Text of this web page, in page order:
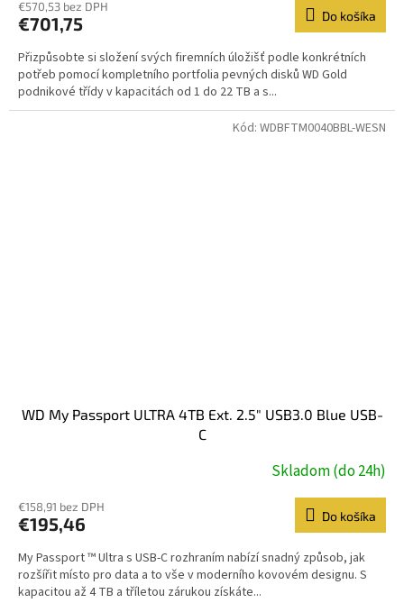
€570,53 bez DPH
€701,75 Do košíka
Přizpůsobte si složení svých firemních úložišť podle konkrétních
potřeb pomocí kompletního portfolia pevných disků WD Gold
podnikové třídy v kapacitách od 1 do 22 TB a s...
WD My Passport ULTRA 4TB Ext. 2.5" USB3.0 Blue USB-
C
Skladom (do 24h)
€158,91 bez DPH
€195,46 Do košíka
My Passport ™ Ultra s USB-C rozhraním nabízí snadný způsob, jak
rozšířit místo pro data a to vše v moderního kovovém designu. S
kapacitou až 4 TB a tříletou zárukou získáte...
Kód: WDBFTM0040BBL-WESN